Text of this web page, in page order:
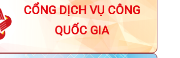
CỔNG DỊCH VỤ CÔNG
QUỐC GIA